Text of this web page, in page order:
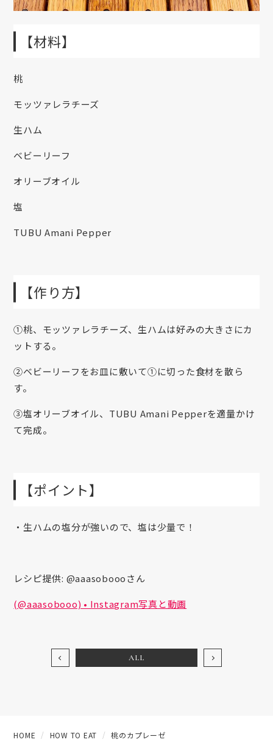
【材料】
桃
モッツァレラチーズ
生ハム
ベビーリーフ
オリーブオイル
塩
TUBU Amani Pepper
【作り方】
①桃、モッツァレラチーズ、生ハムは好みの大きさにカ
ットする。
②ベビーリーフをお皿に敷いて①に切った食材を散ら
す。
③塩オリーブオイル、TUBU Amani Pepperを適量かけ
て完成。
【ポイント】
・生ハムの塩分が強いので、塩は少量で！
レシピ提供: @aaasoboooさん
(@aaasobooo) • Instagram写真と動画
ALL
HOME HOW TO EAT 桃のカプレーゼ